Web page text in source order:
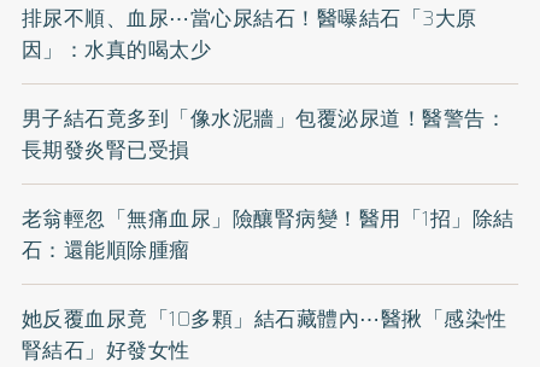
排尿不順、血尿⋯當心尿結石！醫曝結石「3大原
因」：水真的喝太少
男子結石竟多到「像水泥牆」包覆泌尿道！醫警告：
長期發炎腎已受損
老翁輕忽「無痛血尿」險釀腎病變！醫用「1招」除結
石：還能順除腫瘤
她反覆血尿竟「10多顆」結石藏體內⋯醫揪「感染性
腎結石」好發女性